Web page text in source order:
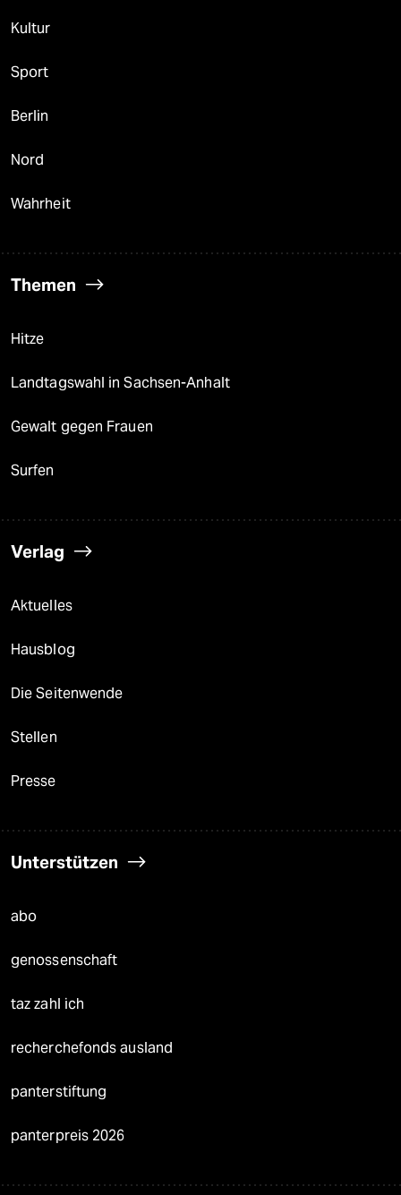
Kultur
Sport
Berlin
Nord
Wahrheit
Themen
Hitze
Landtagswahl in Sachsen-Anhalt
Gewalt gegen Frauen
Surfen
Verlag
Aktuelles
Hausblog
Die Seitenwende
Stellen
Presse
Unterstützen
abo
genossenschaft
taz zahl ich
recherchefonds ausland
panterstiftung
panterpreis 2026